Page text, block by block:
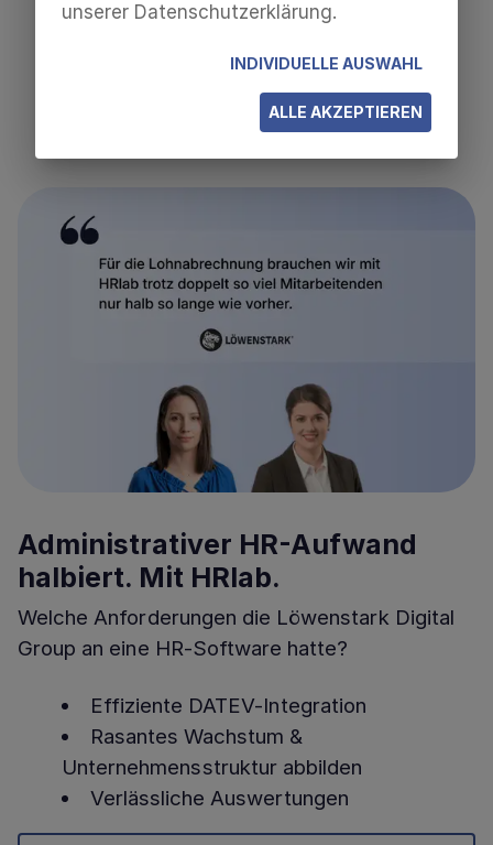
Administrativer HR-Aufwand
halbiert. Mit HRlab.
Welche Anforderungen die Löwenstark Digital
Group an eine HR-Software hatte?
Effiziente DATEV-Integration
Rasantes Wachstum &
Unternehmensstruktur abbilden
Verlässliche Auswertungen
unserer Datenschutzerklärung.
INDIVIDUELLE AUSWAHL
ALLE AKZEPTIEREN